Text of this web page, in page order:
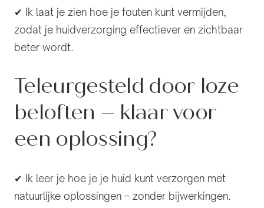
✔ Ik laat je zien hoe je fouten kunt vermijden,
zodat je huidverzorging effectiever en zichtbaar
beter wordt.
Teleurgesteld door loze
beloften – klaar voor
een oplossing?
✔ Ik leer je hoe je je huid kunt verzorgen met
natuurlijke oplossingen – zonder bijwerkingen.